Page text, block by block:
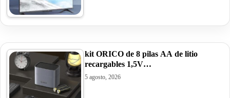
kit ORICO de 8 pilas AA de litio
recargables 1,5V…
5 agosto, 2026